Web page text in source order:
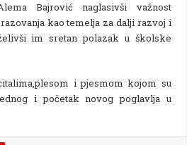
Bajrović naglasivši važnost
kao temelja za dalji razvoj i
im sretan polazak u školske
i pjesmom kojom su
i početak novog poglavlja u